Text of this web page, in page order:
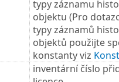
typy záznamu
objektu (Pro
typy záznamů
objektů použijte
konstanty viz
inventární číslo